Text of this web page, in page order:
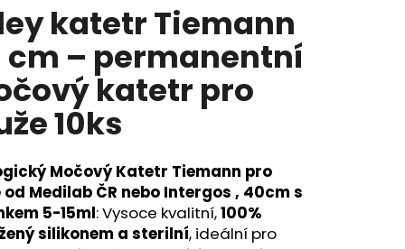
katetr Tiemann
cm – permanentní
katetr pro
10ks
Močový Katetr Tiemann pro
od Medilab ČR nebo Intergos , 40cm s
5-15ml: Vysoce kvalitní,100%
silikonem a sterilní, ideální pro